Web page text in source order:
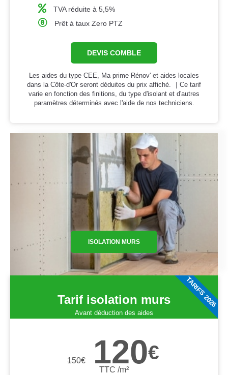
TVA réduite à 5,5%
Prêt à taux Zero PTZ
DEVIS COMBLE
Les aides du type CEE, Ma prime Rénov' et aides locales
dans la Côte-d'Or seront déduites du prix affiché. ｜Ce tarif
varie en fonction des finitions, du type d'isolant et d'autres
paramètres déterminés avec l'aide de nos techniciens.
ISOLATION MURS
Tarif isolation murs
Avant déduction des aides
150€ 120€
TTC /m²
TARIFS 2026